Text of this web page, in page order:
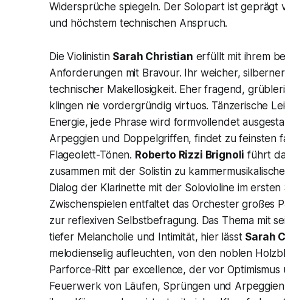
Widersprüche spiegeln. Der Solopart ist geprägt
und höchstem technischen Anspruch.
Die Violinistin Sarah Christian erfüllt mit ihrem
Anforderungen mit Bravour. Ihr weicher,
technischer Makellosigkeit. Eher fragend,
klingen nie vordergründig virtuos. Tänzerische
Energie, jede Phrase wird formvollendet
Arpeggien und Doppelgriffen, findet zu feinsten
Flageolett-Tönen. Roberto Rizzi Brignoli führt
zusammen mit der Solistin zu
Dialog der Klarinette mit der Solovioline im
Zwischenspielen entfaltet das Orchester großes
zur reflexiven Selbstbefragung. Das Thema mit
tiefer Melancholie und Intimität, hier lässt Sarah
melodienselig aufleuchten, von den noblen
Parforce-Ritt par excellence, der vor
Feuerwerk von Läufen, Sprüngen und